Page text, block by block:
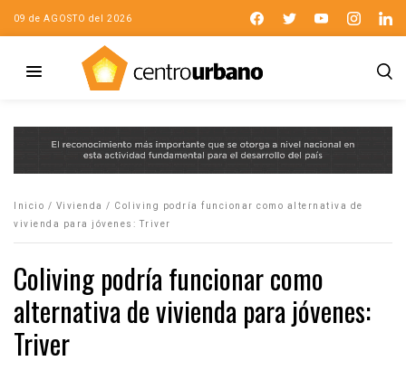
09 de AGOSTO del 2026
Inicio / Vivienda / Coliving podría funcionar como alternativa de
vivienda para jóvenes: Triver
Coliving podría funcionar como
alternativa de vivienda para jóvenes:
Triver